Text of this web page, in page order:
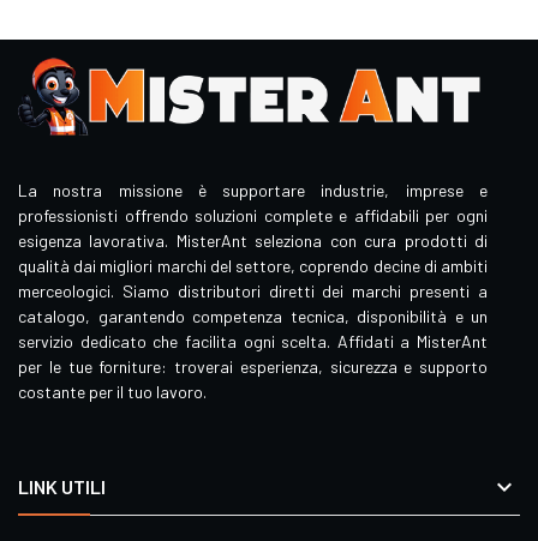
La nostra missione è supportare industrie, imprese e
professionisti offrendo soluzioni complete e affidabili per ogni
esigenza lavorativa. MisterAnt seleziona con cura prodotti di
qualità dai migliori marchi del settore, coprendo decine di ambiti
merceologici. Siamo distributori diretti dei marchi presenti a
catalogo, garantendo competenza tecnica, disponibilità e un
servizio dedicato che facilita ogni scelta. Affidati a MisterAnt
per le tue forniture: troverai esperienza, sicurezza e supporto
costante per il tuo lavoro.
LINK UTILI 